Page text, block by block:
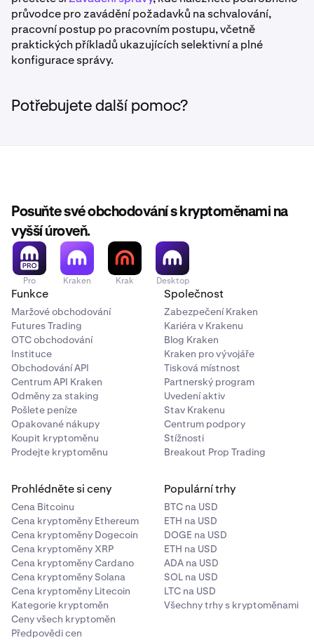
výše.
umožňuje.
dosaženo požadovaného počtu schválení pro každý
pracovní postup. Pokud má pracovní postup nedostatek
schvalovatelů, buď znovu aktivujte Člena, nebo přidělte
roli Schválit jinému aktivnímu Členovi v dotčených
pracovních postupech. Čekající požadavky v těchto
nebude dosaženo požadovaného počtu schválení.
průvodce pro zavádění požadavků na schvalování,
pracovní postup po pracovním postupu, včetně
praktických příkladů ukazujících selektivní a plné
konfigurace správy.
Potřebujete další pomoc?
Posuňte své obchodování s kryptoměnami na
vyšší úroveň.
Pro Kraken Krak Desktop
Funkce
Maržové obchodování
Futures Trading
OTC obchodování
Instituce
Obchodování API
Centrum API Kraken
Odměny za staking
Pošlete peníze
Opakované nákupy
Koupit kryptoměnu
Prodejte kryptoměnu
Společnost
Zabezpečení Kraken
Kariéra v Krakenu
Blog Kraken
Kraken pro vývojáře
Tisková místnost
Partnerský program
Uvedení aktiv
Stav Krakenu
Centrum podpory
Stížnosti
Breakout Prop Trading
Prohlédněte si ceny
Cena Bitcoinu
Cena kryptoměny Ethereum
Cena kryptoměny Dogecoin
Cena kryptoměny XRP
Cena kryptoměny Cardano
Cena kryptoměny Solana
Cena kryptoměny Litecoin
Kategorie kryptoměn
Ceny všech kryptoměn
Předpovědi cen
Populární trhy
BTC na USD
ETH na USD
DOGE na USD
ETH na USD
ADA na USD
SOL na USD
LTC na USD
Všechny trhy s kryptoměnami